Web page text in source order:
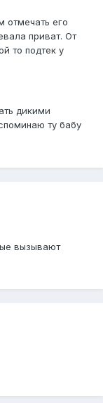
отмечать его
приват. От
то подтек у
дикими
ту бабу
вызывают